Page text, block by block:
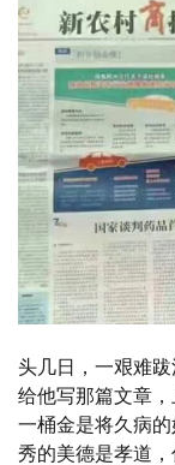
头几日，一艰难
给他写那篇文章
一桶金是将久病
秀的美德是孝道